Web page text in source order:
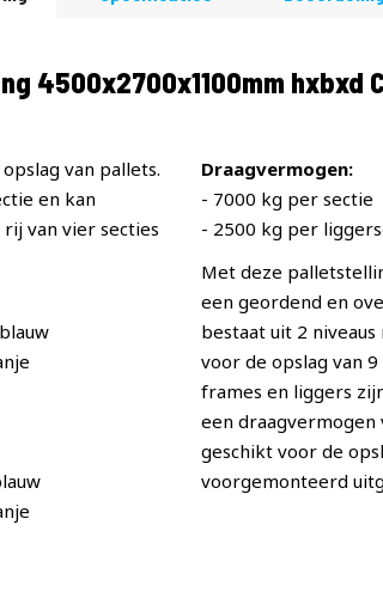
4500x2700x1100mm hxbxd
van pallets.
en kan
van vier secties
Draagvermogen:
- 7000 kg per sectie
- 2500 kg per
Met deze
een geordend en
bestaat uit 2
voor de opslag van
frames en liggers
een
geschikt voor de
voorgemonteerd